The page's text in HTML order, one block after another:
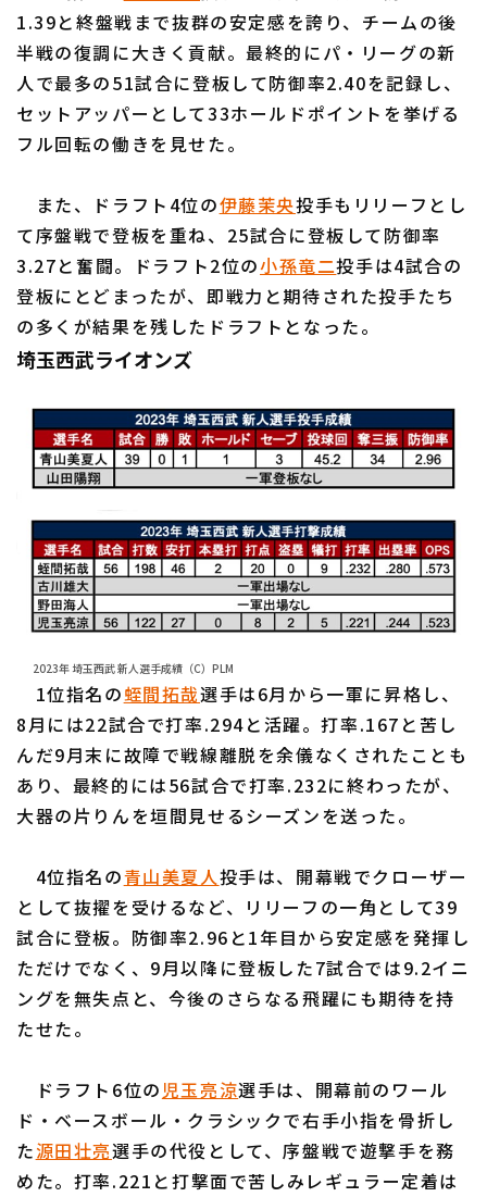
1.39と終盤戦まで抜群の安定感を誇り、チームの後
半戦の復調に大きく貢献。最終的にパ・リーグの新
人で最多の51試合に登板して防御率2.40を記録し、
セットアッパーとして33ホールドポイントを挙げる
フル回転の働きを見せた。
また、ドラフト4位の伊藤茉央投手もリリーフとし
て序盤戦で登板を重ね、25試合に登板して防御率
3.27と奮闘。ドラフト2位の小孫竜二投手は4試合の
登板にとどまったが、即戦力と期待された投手たち
の多くが結果を残したドラフトとなった。
埼玉西武ライオンズ
2023年 埼玉西武 新人選手成績（C）PLM
1位指名の蛭間拓哉選手は6月から一軍に昇格し、
8月には22試合で打率.294と活躍。打率.167と苦し
んだ9月末に故障で戦線離脱を余儀なくされたことも
あり、最終的には56試合で打率.232に終わったが、
大器の片りんを垣間見せるシーズンを送った。
4位指名の青山美夏人投手は、開幕戦でクローザー
として抜擢を受けるなど、リリーフの一角として39
試合に登板。防御率2.96と1年目から安定感を発揮し
ただけでなく、9月以降に登板した7試合では9.2イニ
ングを無失点と、今後のさらなる飛躍にも期待を持
たせた。
ドラフト6位の児玉亮涼選手は、開幕前のワール
ド・ベースボール・クラシックで右手小指を骨折し
た源田壮亮選手の代役として、序盤戦で遊撃手を務
めた。打率.221と打撃面で苦しみレギュラー定着は